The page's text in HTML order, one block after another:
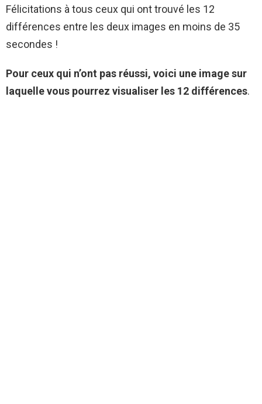
Félicitations à tous ceux qui ont trouvé les 12
différences entre les deux images en moins de 35
secondes !
Pour ceux qui n’ont pas réussi, voici une image sur
laquelle vous pourrez visualiser les 12 différences.